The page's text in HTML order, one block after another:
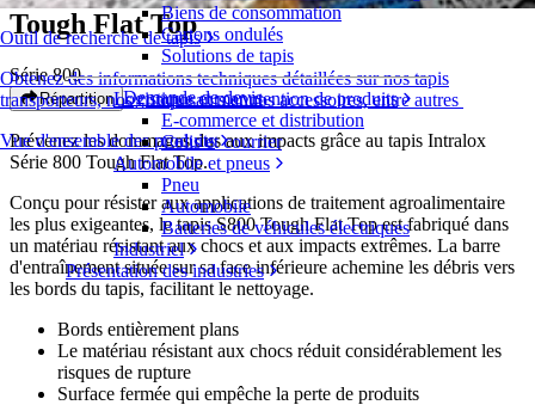
Outil de recherche de tapis
Obtenez des informations techniques détaillées sur nos tapis
transporteurs, nos composants et nos accessoires, entre autres
Vue d'ensemble des produits
Biens de consommation
Cartons ondulés
Solutions de tapis
Logistique et manutention de produits
E-commerce et distribution
Colis et courrier
Automobile et pneus
Pneu
Automobile
Batteries de véhicules électriques
Industriel
Présentation des industries
Tough Flat Top
Série 800
Répartition Demande de devis
Prévenez les dommages dus aux impacts grâce au tapis Intralox
Série 800 Tough Flat Top.
Conçu pour résister aux applications de traitement agroalimentaire
les plus exigeantes, le tapis S800 Tough Flat Top est fabriqué dans
un matériau résistant aux chocs et aux impacts extrêmes. La barre
d'entraînement située sur sa face inférieure achemine les débris vers
les bords du tapis, facilitant le nettoyage.
Bords entièrement plans
Le matériau résistant aux chocs réduit considérablement les
risques de rupture
Surface fermée qui empêche la perte de produits